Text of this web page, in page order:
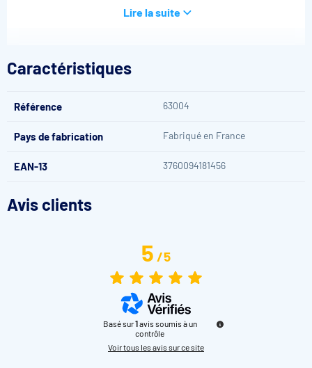
Plusieurs coloris disponibles
terrasse ou à la plage.
Lire la suite
Caractéristiques
Référence 63004
Pays de fabrication Fabriqué en France
EAN-13 3760094181456
Avis clients
5/5
Basé sur1avis soumis à un
contrôle
Voir tous les avis sur ce site